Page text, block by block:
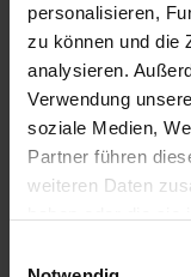
personalisieren,
zu können und die
analysieren.
Verwendung
soziale Medien,
Partner führen
weiteren Daten